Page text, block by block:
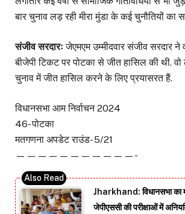
बार चुनाव लड़ रही मीरा मुंडा के कई चुनौतियों का
संजीव सरदारःजेएमएम उम्मीदवार संजीव सरदार ने
बीजेपी टिकट पर पोटका से जीत हासिल की थी. वो
चुनाव में जीत हासिल करने के लिए प्रयासरत हैं.
विधानसभा आम निर्वाचन 2024
46- पोटका
मतगणना अपडेट राउंड- 5/21
———————————-
Jharkhand: विधानसभा का
जेपीएससी की परीक्षाओं में